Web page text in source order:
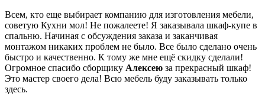
Всем, кто еще выбирает компанию для изготовления мебели,
советую Кухни мол! Не пожалеете! Я заказывала шкаф-купе в
спальню. Начиная с обсуждения заказа и заканчивая
монтажом никаких проблем не было. Все было сделано очень
быстро и качественно. К тому же мне ещё скидку сделали!
Огромное спасибо сборщику Алексею за прекрасный шкаф!
Это мастер своего дела! Всю мебель буду заказывать только
здесь.